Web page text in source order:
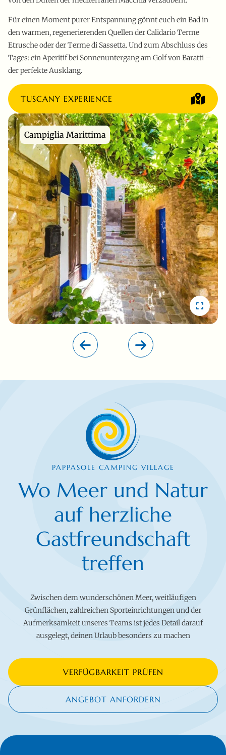
Für einen Moment purer Entspannung gönnt euch ein Bad in
den warmen, regenerierenden Quellen der Calidario Terme
Etrusche oder der Terme di Sassetta. Und zum Abschluss des
Tages: ein Aperitif bei Sonnenuntergang am Golf von Baratti –
der perfekte Ausklang.
TUSCANY EXPERIENCE
Campiglia Marittima
Wo Meer und Natur
auf herzliche
Gastfreundschaft
treffen
PAPPASOLE CAMPING VILLAGE
Zwischen dem wunderschönen Meer, weitläufigen
Grünflächen, zahlreichen Sporteinrichtungen und der
Aufmerksamkeit unseres Teams ist jedes Detail darauf
ausgelegt, deinen Urlaub besonders zu machen
VERFÜGBARKEIT PRÜFEN
ANGEBOT ANFORDERN